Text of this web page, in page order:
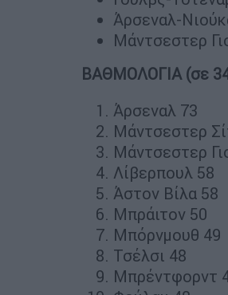
Άρσεναλ-
Μάντσεστερ
ΒΑΘΜΟΛΟΓΙΑ (σε
Άρσεναλ 73
Μάντσεστερ
Μάντσεστερ
Λίβερπουλ 58
Άστον Βίλα 58
Μπράιτον 50
Μπόρνμουθ 49
Τσέλσι 48
Μπρέντφορντ